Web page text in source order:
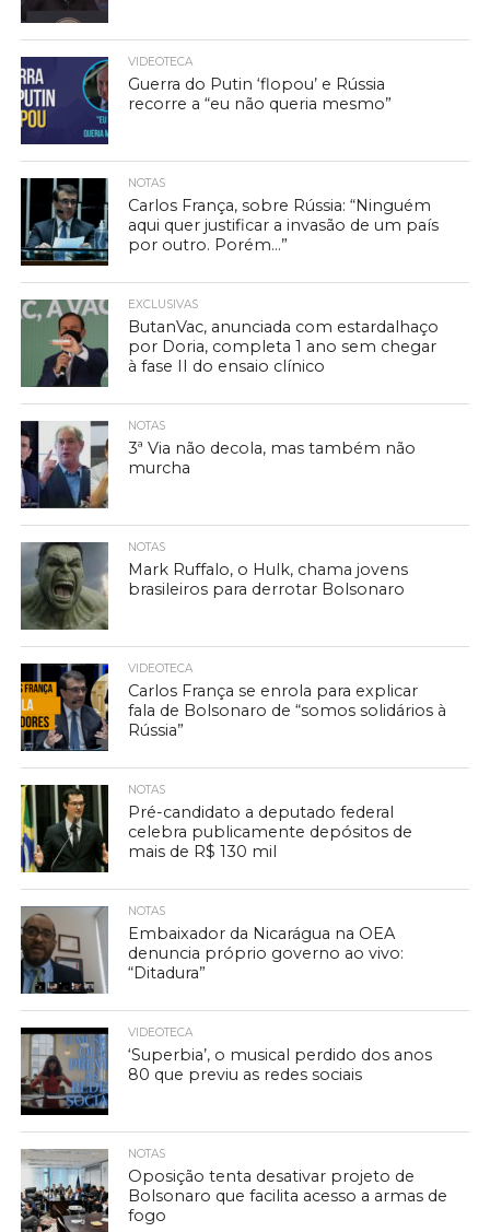
VIDEOTECA
Guerra do Putin ‘flopou’ e Rússia
recorre a “eu não queria mesmo”
NOTAS
Carlos França, sobre Rússia: “Ninguém
aqui quer justificar a invasão de um país
por outro. Porém…”
EXCLUSIVAS
ButanVac, anunciada com estardalhaço
por Doria, completa 1 ano sem chegar
à fase II do ensaio clínico
NOTAS
3ª Via não decola, mas também não
murcha
NOTAS
Mark Ruffalo, o Hulk, chama jovens
brasileiros para derrotar Bolsonaro
VIDEOTECA
Carlos França se enrola para explicar
fala de Bolsonaro de “somos solidários à
Rússia”
NOTAS
Pré-candidato a deputado federal
celebra publicamente depósitos de
mais de R$ 130 mil
NOTAS
Embaixador da Nicarágua na OEA
denuncia próprio governo ao vivo:
“Ditadura”
VIDEOTECA
‘Superbia’, o musical perdido dos anos
80 que previu as redes sociais
NOTAS
Oposição tenta desativar projeto de
Bolsonaro que facilita acesso a armas de
fogo